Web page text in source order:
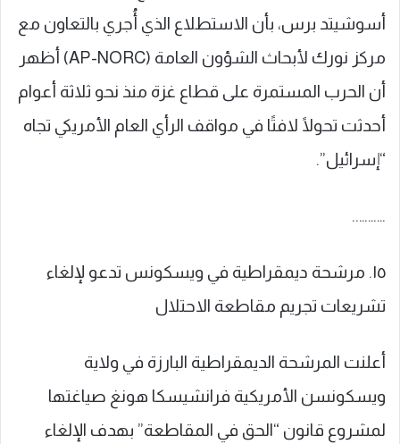
أسوشيتد برس، بأن الاستطلاع الذي أُجري بالتعاون مع
مركز نورك لأبحاث الشؤون العامة (AP-NORC) أظهر
أن الحرب المستمرة على قطاع غزة منذ نحو ثلاثة أعوام
أحدثت تحولًا لافتًا في مواقف الرأي العام الأمريكي تجاه
“إسرائيل”.
………..
١٥. مرشحة ديمقراطية في ويسكونس تدعو لإلغاء
تشريعات تجريم مقاطعة الاحتلال
أعلنت المرشحة الديمقراطية البارزة في ولاية
ويسكونسن الأمريكية فرانشيسكا هونغ صياغتها
لمشروع قانون “الحق في المقاطعة” بهدف الإلغاء